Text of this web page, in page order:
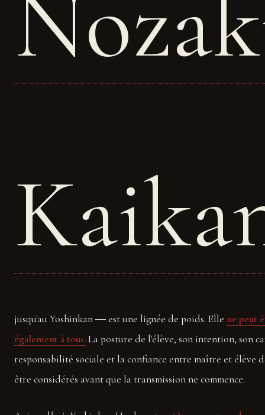
jusqu'au Yoshinkan ― est une lignée de poids. Elle ne peut
également à tous.La posture de l'élève, son intention, son
responsabilité sociale et la confiance entre maître et élève
être considérés avant que la transmission ne commence.